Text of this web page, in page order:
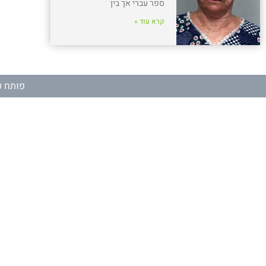
ספר עברי אך בין
קרא עוד »
פותח